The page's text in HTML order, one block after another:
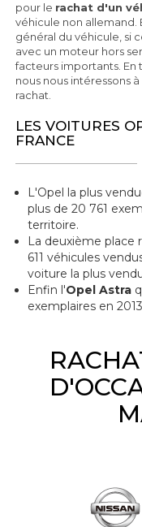
pour le rachat d'un
véhicule non allemand.
général du véhicule, si
avec un moteur hors
facteurs importants.
nous nous intéressons
rachat.
LES VOITURES
FRANCE
L'Opel la plus
plus de 20 761
territoire.
La deuxième place
611 véhicules
voiture la plus
Enfin l'Opel Astra
exemplaires en